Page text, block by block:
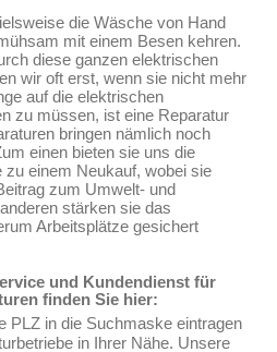
die Wäsche von Hand
mit einem Besen kehren.
diese ganzen elektrischen
wir oft erst, wenn sie nicht mehr
auf die elektrischen
zu müssen, ist eine Reparatur
bringen nämlich noch
einen bieten sie uns die
zu einem Neukauf, wobei sie
zum Umwelt- und
stärken sie das
Arbeitsplätze gesichert
und Kundendienst für
finden Sie hier:
PLZ in die Suchmaske eintragen
in Ihrer Nähe. Unsere